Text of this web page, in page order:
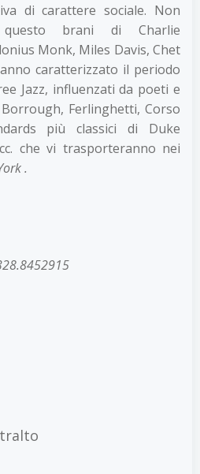
di carattere sociale. Non
questo brani di Charlie
Monk, Miles Davis, Chet
caratterizzato il periodo
Jazz, influenzati da poeti e
Ferlinghetti, Corso
più classici di Duke
che vi trasporteranno nei
.